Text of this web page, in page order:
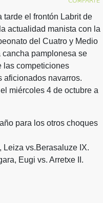
tarde el frontón Labrit de
actualidad manista con la
del Cuatro y Medio
cancha pamplonesa se
las competiciones
aficionados navarros.
miércoles 4 de octubre a
para los otros choques
Leiza vs.Berasaluze IX.
Eugi vs. Arretxe II.